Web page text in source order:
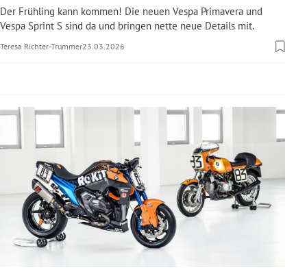
Untermenü
Untermenü
Untermenü
Der Frühling kann kommen! Die neuen Vespa Primavera und
Vespa Sprint S sind da und bringen nette neue Details mit.
Teresa Richter-Trummer23.03.2026